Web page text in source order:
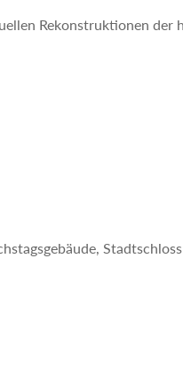
Rekonstruktionen